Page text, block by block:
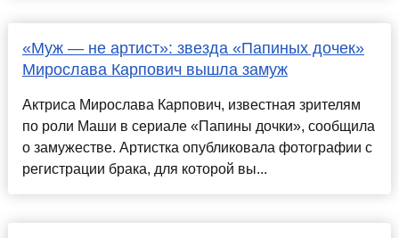
«Муж — не артист»: звезда «Папиных дочек»
Мирослава Карпович вышла замуж
Актриса Мирослава Карпович, известная зрителям
по роли Маши в сериале «Папины дочки», сообщила
о замужестве. Артистка опубликовала фотографии с
регистрации брака, для которой вы...